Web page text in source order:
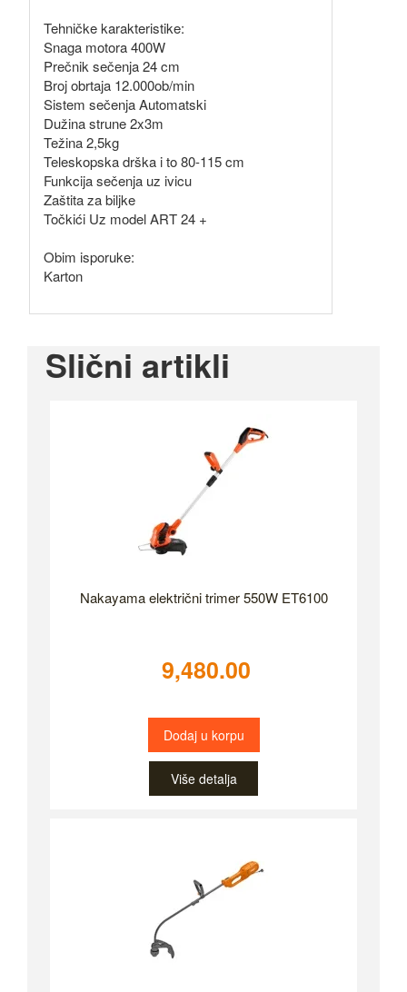
Tehničke karakteristike:
Snaga motora 400W
Prečnik sečenja 24 cm
Broj obrtaja 12.000ob/min
Sistem sečenja Automatski
Dužina strune 2x3m
Težina 2,5kg
Teleskopska drška i to 80-115 cm
Funkcija sečenja uz ivicu
Zaštita za biljke
Točkići Uz model ART 24 +
Obim isporuke:
Karton
Slični artikli
Nakayama električni trimer 550W ET6100
9,480.00
Dodaj u korpu
Više detalja